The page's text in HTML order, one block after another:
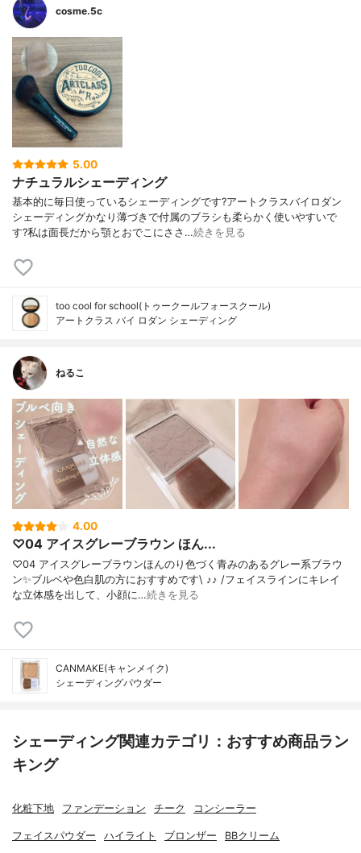
cosme.5c
5.00
ナチュラルシェーディング
基本的に毎日使っているシェーディングです?アートクラスバイロダン
シェーディングかなり薄づきで付属のブラシも柔らかく使いやすいで
す?私は面長だから顎とおでこにささ…続きを見る
too cool for school(トゥークールフォースクール)
アートクラス バイ ロダン シェーディング
ねるこ
4.00
♡04 アイスグレーブラウン ほん...
♡04 アイスグレーブラウンほんのり色づく青みのあるグレー系ブラウ
ン✨ブルベや色白肌の方におすすめです\ ♪♪ /フェイスラインにキレイ
な立体感を出して、小顔に…続きを見る
CANMAKE(キャンメイク)
シェーディングパウダー
シェーディング関連カテゴリ：おすすめ商品ラン
キング
化粧下地 ファンデーション チーク コンシーラー
フェイスパウダー ハイライト ブロンザー BBクリーム